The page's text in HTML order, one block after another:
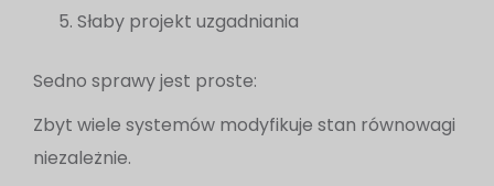
Słaby projekt uzgadniania
Sedno sprawy jest proste:
Zbyt wiele systemów modyfikuje stan równowagi
niezależnie.